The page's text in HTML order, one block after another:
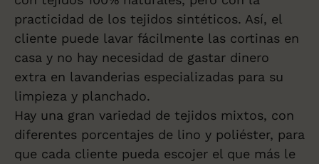
practicidad de los tejidos sintéticos. Así, el
cliente puede lavar fácilmente las cortinas en
casa y no hay necesidad de gastar dinero
extra en lavanderias especializadas para su
limpieza y planchado.
Hay una gran variedad de tejidos mixtos, con
diferentes porcentajes de lino y poliéster, para
que cada cliente pueda escojer el que más le